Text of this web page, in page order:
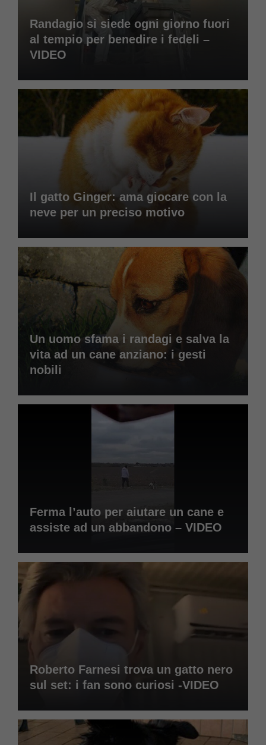
Randagio si siede ogni giorno fuori
al tempio per benedire i fedeli –
VIDEO
Il gatto Ginger: ama giocare con la
neve per un preciso motivo
Un uomo sfama i randagi e salva la
vita ad un cane anziano: i gesti
nobili
Ferma l’auto per aiutare un cane e
assiste ad un abbandono – VIDEO
Roberto Farnesi trova un gatto nero
sul set: i fan sono curiosi -VIDEO